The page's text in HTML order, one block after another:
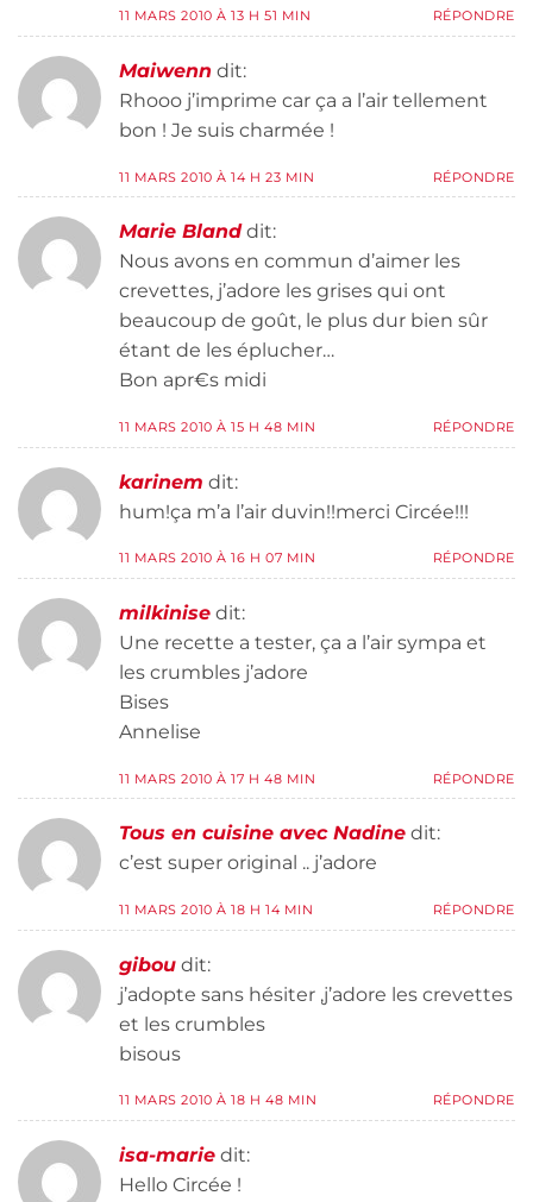
11 MARS 2010 À 13 H 51 MIN RÉPONDRE
Maiwenn dit:
Rhooo j’imprime car ça a l’air tellement
bon ! Je suis charmée !
11 MARS 2010 À 14 H 23 MIN RÉPONDRE
Marie Bland dit:
Nous avons en commun d’aimer les
crevettes, j’adore les grises qui ont
beaucoup de goût, le plus dur bien sûr
étant de les éplucher…
Bon apr€s midi
11 MARS 2010 À 15 H 48 MIN RÉPONDRE
karinem dit:
hum!ça m’a l’air duvin!!merci Circée!!!
11 MARS 2010 À 16 H 07 MIN RÉPONDRE
milkinise dit:
Une recette a tester, ça a l’air sympa et
les crumbles j’adore
Bises
Annelise
11 MARS 2010 À 17 H 48 MIN RÉPONDRE
Tous en cuisine avec Nadine dit:
c’est super original .. j’adore
11 MARS 2010 À 18 H 14 MIN RÉPONDRE
gibou dit:
j’adopte sans hésiter ,j’adore les crevettes
et les crumbles
bisous
11 MARS 2010 À 18 H 48 MIN RÉPONDRE
isa-marie dit:
Hello Circée !